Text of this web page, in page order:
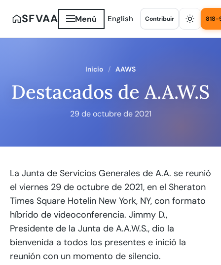
SFVAA Menú English Contribuir 818-
Inicio AAWS
Destacados de A.A.W.S
29 de octubre de 2021
La Junta de Servicios Generales de A.A. se reunió
el viernes 29 de octubre de 2021, en el Sheraton
Times Square Hotelin New York, NY, con formato
híbrido de videoconferencia. Jimmy D.,
Presidente de la Junta de A.A.W.S., dio la
bienvenida a todos los presentes e inició la
reunión con un momento de silencio.